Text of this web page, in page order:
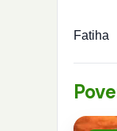
Fatiha